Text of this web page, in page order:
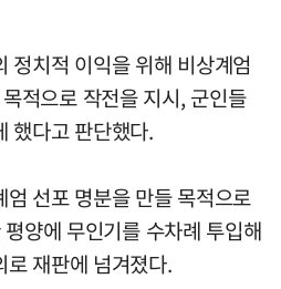
정치적 이익을 위해 비상계엄
적으로 작전을 지시, 군인들
했다고 판단했다.
선포 명분을 만들 목적으로
양에 무인기를 수차례 투입해
재판에 넘겨졌다.